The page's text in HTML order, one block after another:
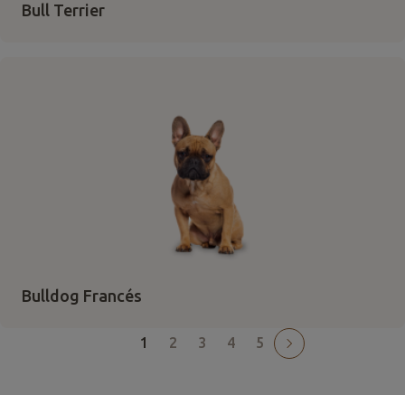
Bull Terrier
Bulldog Francés
1 2 3 4 5